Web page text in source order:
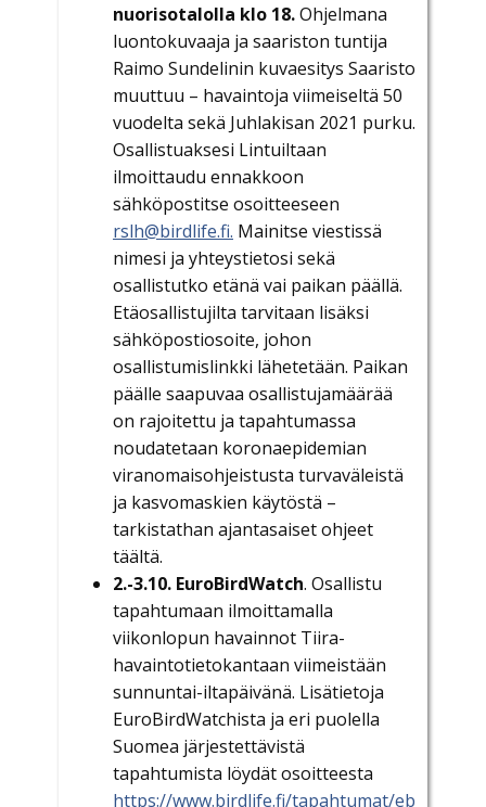
nuorisotalolla klo 18.Ohjelmana
luontokuvaaja ja saariston tuntija
Raimo Sundelinin kuvaesitys Saaristo
muuttuu – havaintoja viimeiseltä 50
vuodelta sekä Juhlakisan 2021 purku.
Osallistuaksesi Lintuiltaan
ilmoittaudu ennakkoon
sähköpostitse osoitteeseen
rslh@birdlife.fi. Mainitse viestissä
nimesi ja yhteystietosi sekä
osallistutko etänä vai paikan päällä.
Etäosallistujilta tarvitaan lisäksi
sähköpostiosoite, johon
osallistumislinkki lähetetään. Paikan
päälle saapuvaa osallistujamäärää
on rajoitettu ja tapahtumassa
noudatetaan koronaepidemian
viranomaisohjeistusta turvaväleistä
ja kasvomaskien käytöstä –
tarkistathan ajantasaiset ohjeet
täältä.
2.-3.10. EuroBirdWatch. Osallistu
tapahtumaan ilmoittamalla
viikonlopun havainnot Tiira-
havaintotietokantaan viimeistään
sunnuntai-iltapäivänä. Lisätietoja
EuroBirdWatchista ja eri puolella
Suomea järjestettävistä
tapahtumista löydät osoitteesta
https://www.birdlife.fi/tapahtumat/eb